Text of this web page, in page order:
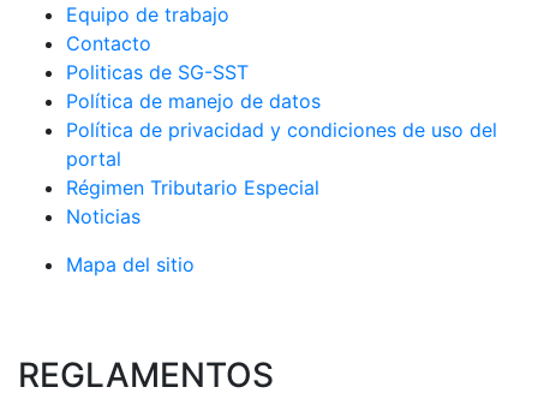
Equipo de trabajo
Contacto
Politicas de SG-SST
Política de manejo de datos
Política de privacidad y condiciones de uso del
portal
Régimen Tributario Especial
Noticias
Mapa del sitio
REGLAMENTOS